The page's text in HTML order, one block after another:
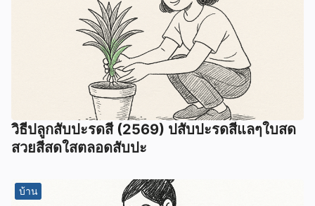
วิธีปลูกสับปะรดสี (2569) ปสับปะรดสีแลๆใบสด
สวยสีสดใสตลอดสับปะ
บ้าน